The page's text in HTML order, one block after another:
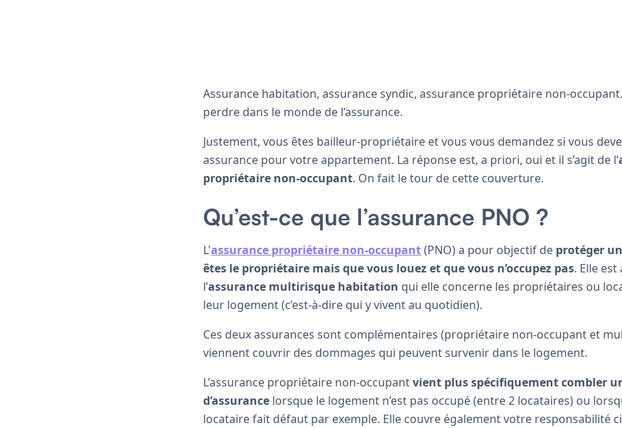
Assurance habitation, assurance syndic, assurance propriétaire non-
perdre dans le monde de l’assurance.
Justement, vous êtes bailleur-propriétaire et vous vous demandez si vous
assurance pour votre appartement. La réponse est, a priori, oui et il s’agit de l’
propriétaire non-occupant. On fait le tour de cette couverture.
Qu’est-ce que l’assurance PNO ?
L'assurance propriétaire non-occupant(PNO) a pour objectif de protéger
êtes le propriétaire mais que vous louez et que vous n’occupez pas. Elle
l’assurance multirisque habitation qui elle concerne les propriétaires ou
leur logement (c’est-à-dire qui y vivent au quotidien).
Ces deux assurances sont complémentaires (propriétaire non-occupant et
viennent couvrir des dommages qui peuvent survenir dans le logement.
L’assurance propriétaire non-occupantvient plus spécifiquement combler
d’assurance lorsque le logement n’est pas occupé (entre 2 locataires) ou
locataire fait défaut par exemple. Elle couvre également votre responsabilité